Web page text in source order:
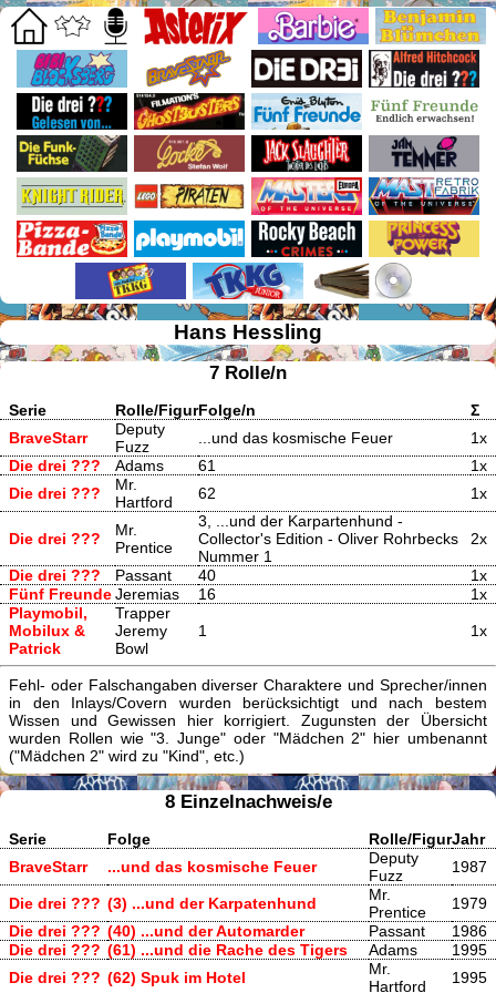
Hans Hessling
7 Rolle/n
Serie Rolle/FigurFolge/n
Σ
BraveStarr
Deputy
Fuzz
...und das kosmische Feuer
1x
Die drei ???
Adams 61
1x
Die drei ???
Mr.
Hartford
62 1x
Die drei ???
Mr.
Prentice
3, ...und der Karpartenhund -
Collector's Edition - Oliver Rohrbecks
Nummer 1
2x
Die drei ??? Passant 40
1x
Fünf FreundeJeremias 16
1x
Playmobil,
Mobilux &
Patrick
Trapper
Jeremy
Bowl
1 1x
Fehl- oder Falschangaben diverser Charaktere und Sprecher/innen
in den Inlays/Covern wurden berücksichtigt und nach bestem
Wissen und Gewissen hier korrigiert. Zugunsten der Übersicht
wurden Rollen wie "3. Junge" oder "Mädchen 2" hier umbenannt
("Mädchen 2" wird zu "Kind", etc.)
8 Einzelnachweis/e
Serie Folge Rolle/FigurJahr
BraveStarr
...und das kosmische Feuer
Deputy
Fuzz
1987
Die drei ??? (3) ...und der Karpatenhund
Mr.
Prentice
1979
Die drei ??? (40) ...und der Automarder Passant
1986
Die drei ??? (61) ...und die Rache des Tigers Adams
1995
Die drei ??? (62) Spuk im Hotel
Mr.
Hartford
1995